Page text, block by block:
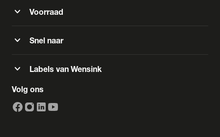
expand_more Voorraad
expand_more Snel naar
expand_more Labels van Wensink
Volg ons